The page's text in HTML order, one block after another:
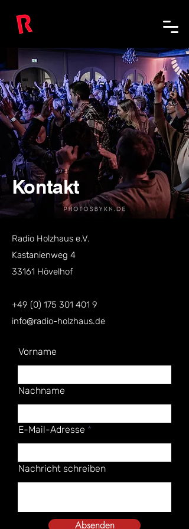
Kontakt
Radio Holzhaus e.V.
Kastanienweg 4
33161 Hövelhof
+49 (0) 175 301 401 9
info@radio-holzhaus.de
Vorname
Nachname
E-Mail-Adresse
Nachricht schreiben
Absenden